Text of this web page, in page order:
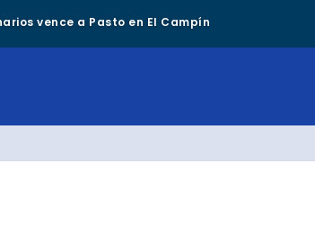
vence a Pasto en El Campín